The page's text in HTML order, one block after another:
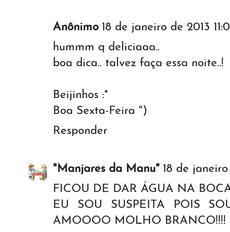
Anônimo 18 de janeiro de 2013
hummm q deliciaaa..
boa dica.. talvez faça essa noite..!
Beijinhos :*
Boa Sexta-Feira ")
Responder
"Manjares da Manu" 18 de janeiro
FICOU DE DAR ÁGUA NA
EU SOU SUSPEITA POIS
AMOOOO MOLHO BRANCO!!!!